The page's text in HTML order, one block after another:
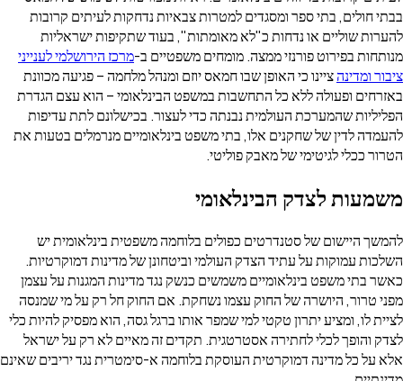
בבתי חולים, בתי ספר ומסגדים למטרות צבאיות נדחקות לעיתים קרובות
להערות שוליים או נדחות כ"לא מאומתות", בעוד שתקיפות ישראליות
מנותחות בפירוט פורנזי ממצה. מומחים משפטיים ב-מרכז הירושלמי לענייני
ציבור ומדינהציינו כי האופן שבו חמאס יוזם ומנהל מלחמה – פגיעה מכוונת
באזרחים ופעולה ללא כל התחשבות במשפט הבינלאומי – הוא עצם הגדרת
הפליליות שהמערכת העולמית נבנתה כדי לעצור. בכישלונם לתת עדיפות
להעמדה לדין של שחקנים אלו, בתי משפט בינלאומיים מנרמלים בטעות את
הטרור ככלי לגיטימי של מאבק פוליטי.
משמעות לצדק הבינלאומי
להמשך היישום של סטנדרטים כפולים בלוחמה משפטית בינלאומית יש
השלכות עמוקות על עתיד הצדק העולמי וביטחונן של מדינות דמוקרטיות.
כאשר בתי משפט בינלאומיים משמשים כנשק נגד מדינות המגנות על עצמן
מפני טרור, היושרה של החוק עצמו נשחקת. אם החוק חל רק על מי שמנסה
לציית לו, ומציע יתרון טקטי למי שמפר אותו ברגל גסה, הוא מפסיק להיות כלי
לצדק והופך לכלי לחתירה אסטרטגית. תקדים זה מאיים לא רק על ישראל
אלא על כל מדינה דמוקרטית העוסקת בלוחמה א-סימטרית נגד יריבים שאינם